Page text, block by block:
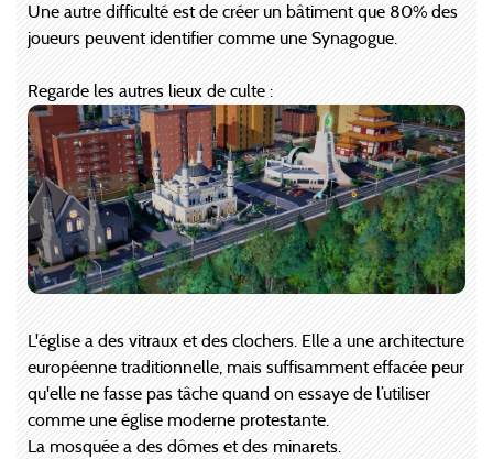
Une autre difficulté est de créer un bâtiment que 80% des
joueurs peuvent identifier comme une Synagogue.
Regarde les autres lieux de culte :
L'église a des vitraux et des clochers. Elle a une architecture
européenne traditionnelle, mais suffisamment effacée peur
qu'elle ne fasse pas tâche quand on essaye de l’utiliser
comme une église moderne protestante.
La mosquée a des dômes et des minarets.